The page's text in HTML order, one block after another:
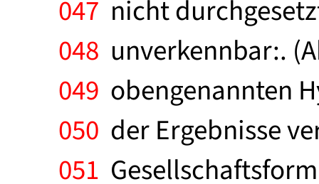
047 nicht
048 unverkennbar:.
049 obengenannten
050 der Ergebnisse
051